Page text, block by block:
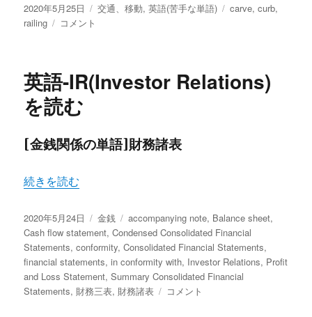
投
稿
2020年5月25日
カ
交通、移動,英語(苦手な単語)
タ
carve,curb,
railing
英
ガ
ー
ド
ー
ル
コメント
英語-IR(Investor Relations)
を読む
[金銭関係の単語]財務諸表
“英語-IR(Investor Relations)を読む” の
続きを読む
投
稿
日:
2020年5月24日
カ
テ
ゴ
リ
ー
金銭
タ
グ
accompanying note, Balance sheet,
Cash flow statement,Condensed Consolidated Financial
Statements,conformity,Consolidated Financial Statements,
financial statements,in conformity with, Investor Relations, Profit
and Loss Statement,Summary Consolidated Financial
Statements, 財務三表, 財務諸表
英
コメント